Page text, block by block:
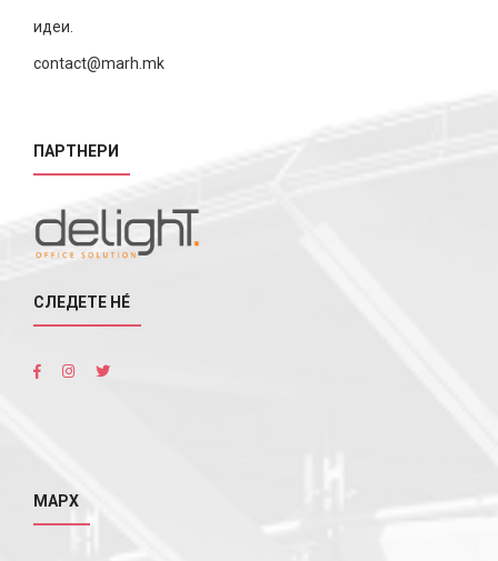
идеи.
contact@marh.mk
ПАРТНЕРИ
СЛЕДЕТЕ НÉ
МАРХ